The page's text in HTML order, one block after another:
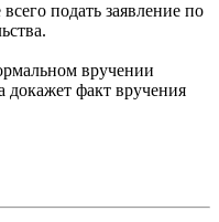
подать заявление по
вручении
докажет факт вручения